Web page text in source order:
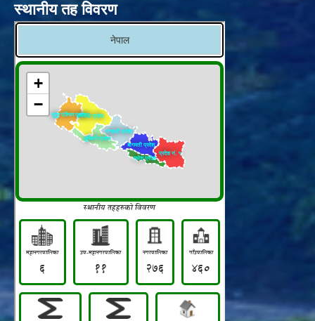
स्थानीय तह विवरण